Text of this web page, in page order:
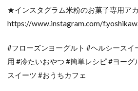
★インスタグラム米粉のお菓子専用ア
https://www.instagram.com/
#フローズンヨーグルト #ヘルシースイ
用 #冷たいおやつ #簡単レシピ #ヨーグ
スイーツ #おうちカフェ